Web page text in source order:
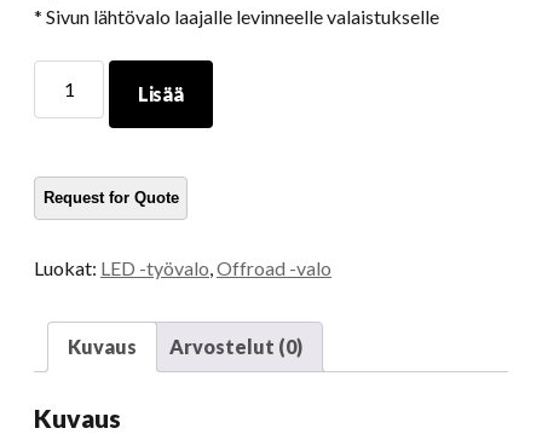
* Sivun lähtövalo laajalle levinneelle valaistukselle
LED
määrä
Lisää
Luokat: LED -työvalo Offroad -valo
Kuvaus Arvostelut (0)
Kuvaus